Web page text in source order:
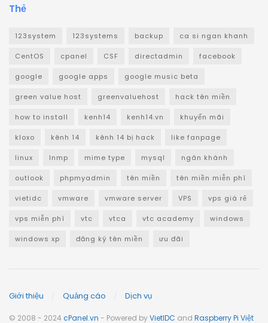
Thẻ
123system 123systems backup ca si ngan khanh
CentOS cpanel CSF directadmin facebook
google google apps google music beta
green value host greenvaluehost hack tên miền
how to install kenh14 kenh14.vn khuyến mãi
kloxo kênh 14 kênh 14 bị hack like fanpage
linux lnmp mime type mysql ngân khánh
outlook phpmyadmin tên miền tên miền miễn phí
vietidc vmware vmware server VPS vps giá rẻ
vps miễn phí vtc vtca vtc academy windows
windows xp đăng ký tên miền ưu đãi
Giới thiệu Quảng cáo Dịch vụ
© 2008 - 2024 cPanel.vn - Powered byVietIDC and Raspberry Pi Việt